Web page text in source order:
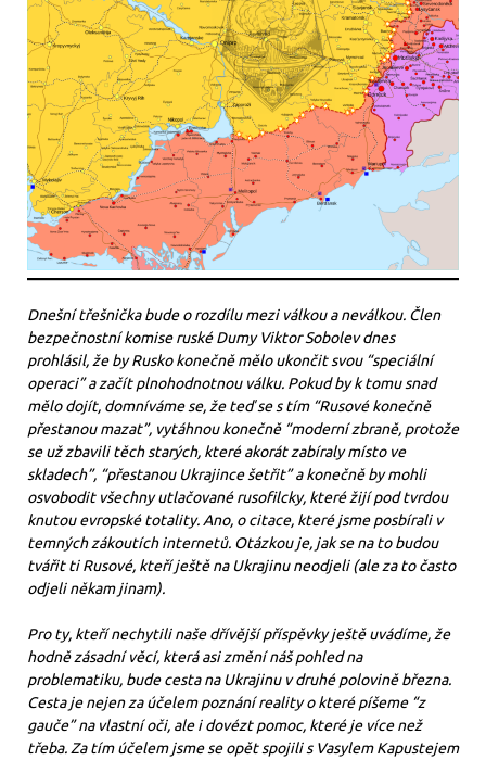
Dnešní třešnička bude o rozdílu mezi válkou a neválkou. Člen
bezpečnostní komise ruské Dumy Viktor Sobolev dnes
prohlásil, že by Rusko konečně mělo ukončit svou “speciální
operaci” a začít plnohodnotnou válku. Pokud by k tomu snad
mělo dojít, domníváme se, že teď se s tím “Rusové konečně
přestanou mazat”, vytáhnou konečně “moderní zbraně, protože
se už zbavili těch starých, které akorát zabíraly místo ve
skladech”, “přestanou Ukrajince šetřit” a konečně by mohli
osvobodit všechny utlačované rusofilcky, které žijí pod tvrdou
knutou evropské totality. Ano, o citace, které jsme posbírali v
temných zákoutích internetů. Otázkou je, jak se na to budou
tvářit ti Rusové, kteří ještě na Ukrajinu neodjeli (ale za to často
odjeli někam jinam).
Pro ty, kteří nechytili naše dřívější příspěvky ještě uvádíme, že
hodně zásadní věcí, která asi změní náš pohled na
problematiku, bude cesta na Ukrajinu v druhé polovině března.
Cesta je nejen za účelem poznání reality o které píšeme “z
gauče” na vlastní oči, ale i dovézt pomoc, které je více než
třeba. Za tím účelem jsme se opět spojili s Vasylem Kapustejem